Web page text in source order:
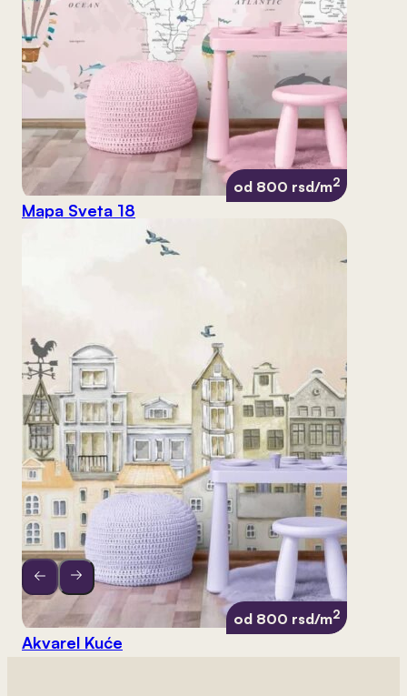
od 800 rsd/m2
Mapa Sveta 18
od 800 rsd/m2
Akvarel Kuće